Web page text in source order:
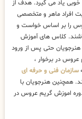
یاد می گیرد. هدف از
افراد ماهر و متخصصی
را بر اساس خواست و
کلاس های آموزش
هنرجویان حتی پس از ورود
عروس در برخوار ،
سازمان فنی و حرفه ای
همچنین هنرجویان با
اموزش گریم عروس در